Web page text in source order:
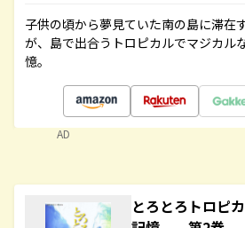
子供の頃から夢見ていた南の島に滞在
が、島で出合うトロピカルでマジカル
憶。
AD
とろとろトロピ